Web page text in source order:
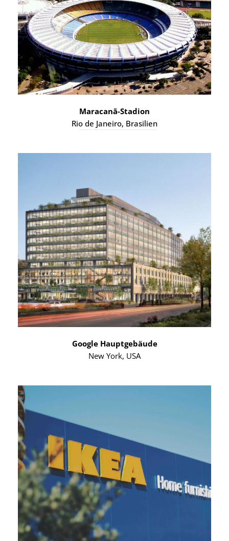
Google Hauptgebäude
New York, USA
IKEA
Rothenburg, Schweiz